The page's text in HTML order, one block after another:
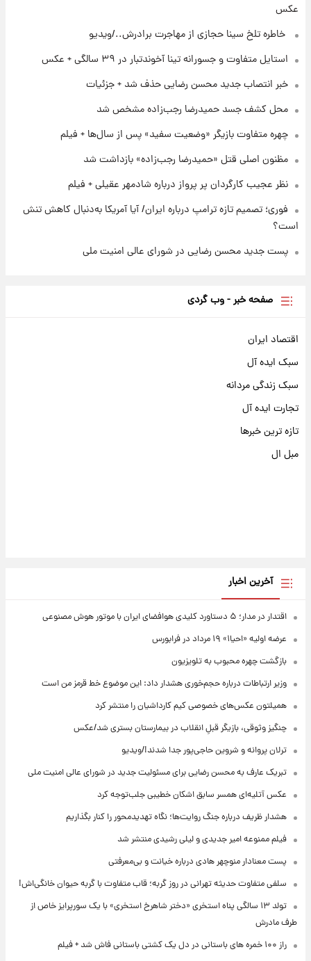
ملی
آتش‌سوزی در لوناپارک شیراز؛ آخرین وضعیت
خزندگان خطرناک پس از حادثه
عکس
⁨ خاطره تلخ سینا حجازی از مهاجرت برادرش../ویدیو
استایل متفاوت و جسورانه تینا آخوندتبار در ۳۹ سالگی + عکس
خبر انتصاب جدید محسن رضایی حذف شد + جزئیات
محل کشف جسد حمیدرضا رجب‌زاده مشخص شد
چهره متفاوت بازیگر «وضعیت سفید» پس از سال‌ها + فیلم
مظنون اصلی قتل «حمیدرضا رجب‌زاده» بازداشت شد
نظر عجیب کارگردان پر پرواز درباره شادمهر عقیلی + فیلم
فوری؛ تصمیم تازه ترامپ درباره ایران/ آیا آمریکا به‌دنبال کاهش تنش
است؟
پست جدید محسن رضایی در شورای عالی امنیت ملی
صفحه خبر - وب گردی
اقتصاد ایران
سبک ایده آل
سبک زندگی مردانه
تجارت ایده آل
تازه ترین خبرها
مبل ال
آخرین اخبار
اقتدار در مدار؛ ۵ دستاورد کلیدی هوافضای ایران با موتور هوش مصنوعی
عرضه اولیه «احیا۱» ۱۹ مرداد در فرابورس
بازگشت چهره محبوب به تلویزیون
وزیر ارتباطات درباره حجم‌خوری هشدار داد: این موضوع خط قرمز من است
همیلتون عکس‌های خصوصی کیم‌ کارداشیان را منتشر کرد
چنگیز وثوقی، بازیگر قبلِ انقلاب در بیمارستان بستری شد/عکس
ترلان پروانه و شروین حاجی‌پور جدا شدند!/ویدیو
تبریک عارف به محسن رضایی برای مسئولیت جدید در شورای عالی امنیت ملی
عکس‌ آتلیه‌ای همسر سابق اشکان خطیبی جلب‌توجه کرد
هشدار ظریف درباره جنگ روایت‌ها؛ نگاه تهدیدمحور را کنار بگذاریم
فیلم ممنوعه امیر جدیدی و لیلی رشیدی منتشر شد
پست معنادار منوچهر هادی درباره خیانت و بی‌معرفتی
سلفی متفاوت حدیثه تهرانی در روز گربه؛ قاب متفاوت با گربه حیوان خانگی‌اش!
تولد ۱۳ سالگی پناه استخری «دختر شاهرخ استخری» با یک سورپرایز خاص از
طرف مادرش
راز ۱۰۰ خمره های باستانی در دل یک کشتی باستانی فاش شد + فیلم